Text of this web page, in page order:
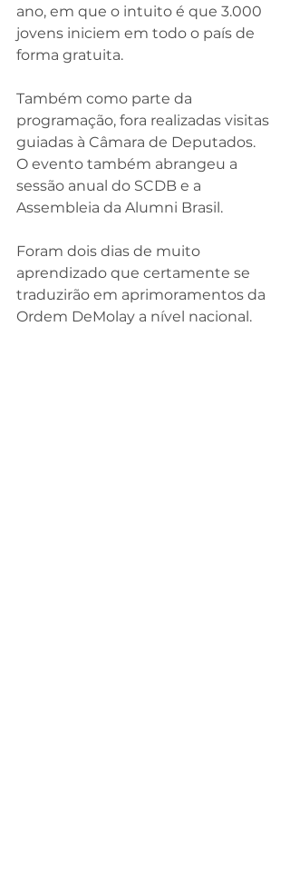
ano, em que o intuito é que 3.000
jovens iniciem em todo o país de
forma gratuita.
Também como parte da
programação, fora realizadas visitas
guiadas à Câmara de Deputados.
O evento também abrangeu a
sessão anual do SCDB e a
Assembleia da Alumni Brasil.
Foram dois dias de muito
aprendizado que certamente se
traduzirão em aprimoramentos da
Ordem DeMolay a nível nacional.